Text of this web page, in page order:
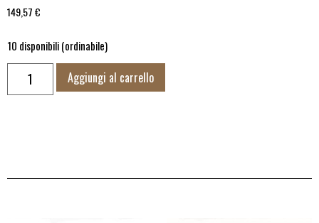
149,57€
10 disponibili (ordinabile)
Aggiungi al carrello